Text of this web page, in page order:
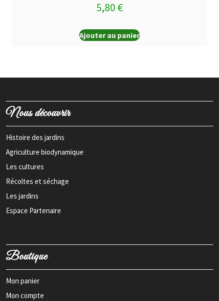
5,80 €
Ajouter au panier
Nous découvrir
Histoire des jardins
Agriculture biodynamique
Les cultures
Récoltes et séchage
Les jardins
Espace Partenaire
Boutique
Mon panier
Mon compte